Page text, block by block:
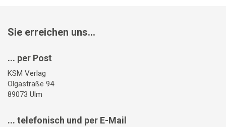
Sie erreichen uns...
... per Post
KSM Verlag
Olgastraße 94
89073 Ulm
... telefonisch und per E-Mail